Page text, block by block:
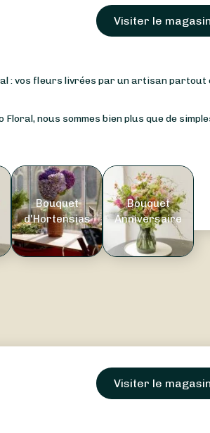
Visiter le magasin
: vos fleurs livrées par un artisan partout
Floral, nous sommes bien plus que de
Bouquet
d'Hortensias
Bouquet
Anniversaire
Visiter le magasin